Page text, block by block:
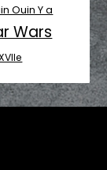
Ouin Y a
Wars